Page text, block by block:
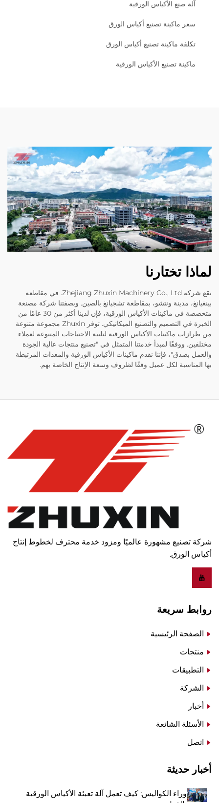
آلة صنع الأكياس الورقية
سعر ماكينة تصنيع أكياس الورق
تكلفة ماكينة تصنيع أكياس الورق
ماكينة تصنيع الأكياس الورقية
لماذا تختارنا
تقع شركة Zhejiang Zhuxin Machinery Co., Ltd. في مقاطعة
بينغيانغ، مدينة ونتشو، بمقاطعة تشجيانغ بالصين. وبصفتنا شركة مصنعة
متخصصة في ماكينات الأكياس الورقية، فإن لدينا أكثر من 30 عامًا من
الخبرة في التصميم والتصنيع الميكانيكي. توفر Zhuxin مجموعة متنوعة
من طرازات ماكينات الأكياس الورقية لتلبية الاحتياجات المتنوعة لعملاء
مختلفين. ووفقًا لمبدأ خدمتنا المتمثل في "تصنيع منتجات عالية الجودة
والعمل بصدق"، فإننا نقدم ماكينات الأكياس الورقية والمعدات المرتبطة
بها المناسبة لكل عميل وفقًا لظروف وسعة الإنتاج الخاصة بهم.
شركة تصنيع مشهورة عالميًا ومزود خدمة محترف لخطوط إنتاج
أكياس الورق.
روابط سريعة
الصفحة الرئيسية
منتجات
التطبيقات
الشركة
أخبار
الأسئلة الشائعة
اتصل
أخبار حديثة
وراء الكواليس: كيف تعمل آلة تعبئة الأكياس الورقية